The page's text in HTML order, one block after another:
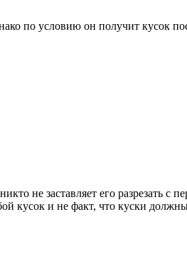
по условию он получит кусок
не заставляет его разрезать с
кусок и не факт, что куски